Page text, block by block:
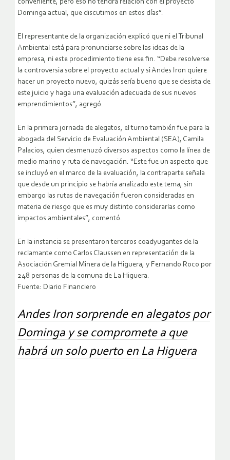
conveniente, pero eso no tendrá relación con el proyecto
Dominga actual, que discutimos en estos días”.
El representante de la organización explicó que ni el Tribunal
Ambiental está para pronunciarse sobre las ideas de la
empresa, ni este procedimiento tiene ese fin. “Debe resolverse
la controversia sobre el proyecto actual y si Andes Iron quiere
hacer un proyecto nuevo, quizás sería bueno que se desista de
este juicio y haga una evaluación adecuada de sus nuevos
emprendimientos”, agregó.
En la primera jornada de alegatos, el turno también fue para la
abogada del Servicio de Evaluación Ambiental (SEA), Camila
Palacios, quien desmenuzó diversos aspectos como la línea de
medio marino y ruta de navegación. “Este fue un aspecto que
se incluyó en el marco de la evaluación, la contraparte señala
que desde un principio se habría analizado este tema, sin
embargo las rutas de navegación fueron consideradas en
materia de riesgo que es muy distinto considerarlas como
impactos ambientales”, comentó.
En la instancia se presentaron terceros coadyugantes de la
reclamante como Carlos Claussen en representación de la
Asociación Gremial Minera de la Higuera; y Fernando Roco por
248 personas de la comuna de La Higuera.
Fuente: Diario Financiero
Andes Iron sorprende en alegatos por
Dominga y se compromete a que
habrá un solo puerto en La Higuera